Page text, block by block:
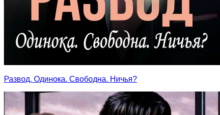
Развод. Одинока. Свободна. Ничья?